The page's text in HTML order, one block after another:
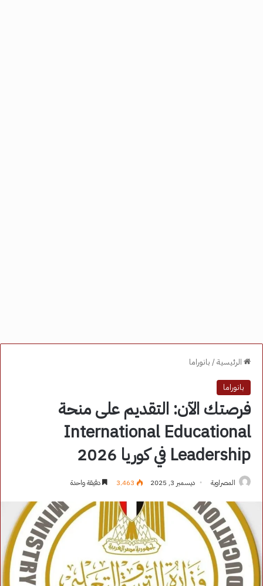
الرئيسية/ بانوراما
بانوراما
فرصتك الآن: التقديم على منحة
International Educational
Leadership في كوريا 2026
المصراوية ديسمبر 3, 2025 3٬463 دقيقة واحدة